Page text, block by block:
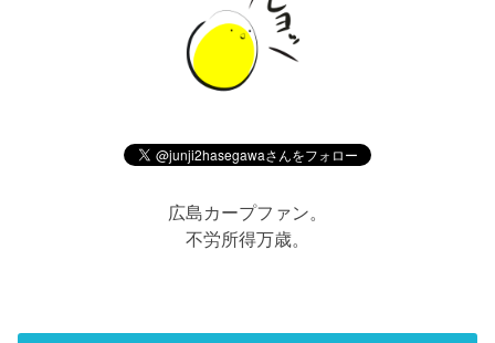
広島カープファン。
不労所得万歳。